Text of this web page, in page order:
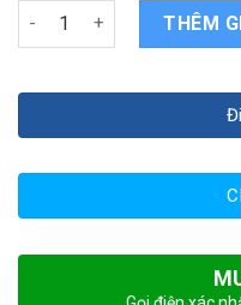
Sạc Apple MacBook Pro
THÊM